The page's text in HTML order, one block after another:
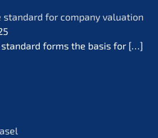
standard for compa­ny valua­ti­on
standard forms the basis for […]